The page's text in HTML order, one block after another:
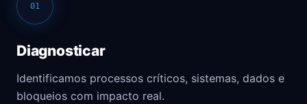
01
Diagnosticar
Identificamos processos críticos, sistemas, dados e
bloqueios com impacto real.